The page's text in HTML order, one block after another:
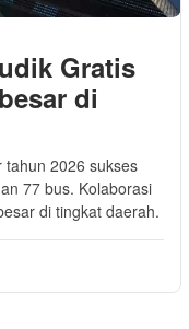
Gratis
di
tahun 2026 sukses
77 bus. Kolaborasi
di tingkat daerah.